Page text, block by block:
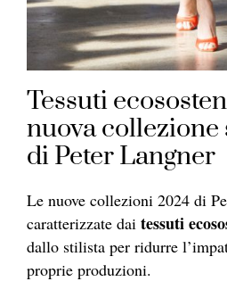
Tessuti
nuova collezione
di Peter Langner
Le nuove collezioni 2024 di
caratterizzate dai tessuti
dallo stilista per ridurre
proprie produzioni.